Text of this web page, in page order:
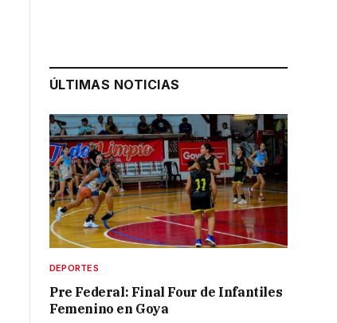
ÚLTIMAS NOTICIAS
DEPORTES
Pre Federal: Final Four de Infantiles
Femenino en Goya